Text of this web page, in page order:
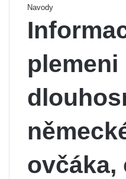
Navody
plemeni
ovčáka,